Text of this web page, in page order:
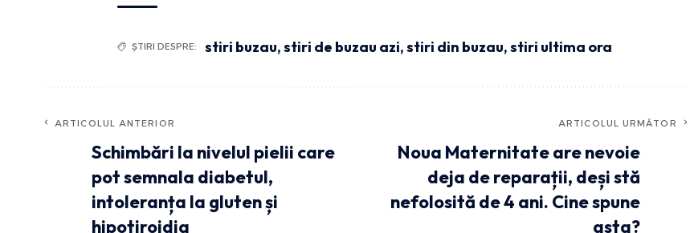
ȘTIRI DESPRE: stiri buzau,stiri de buzau azi,stiri din buzau,stiri ultima ora
ARTICOLUL ANTERIOR
Schimbări la nivelul pielii care
pot semnala diabetul,
intoleranța la gluten și
hipotiroidia
ARTICOLUL URMĂTOR
Noua Maternitate are nevoie
deja de reparații, deși stă
nefolosită de 4 ani. Cine spune
asta?